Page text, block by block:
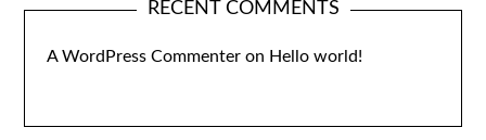
RECENT COMMENTS
A WordPress Commenter on Hello world!